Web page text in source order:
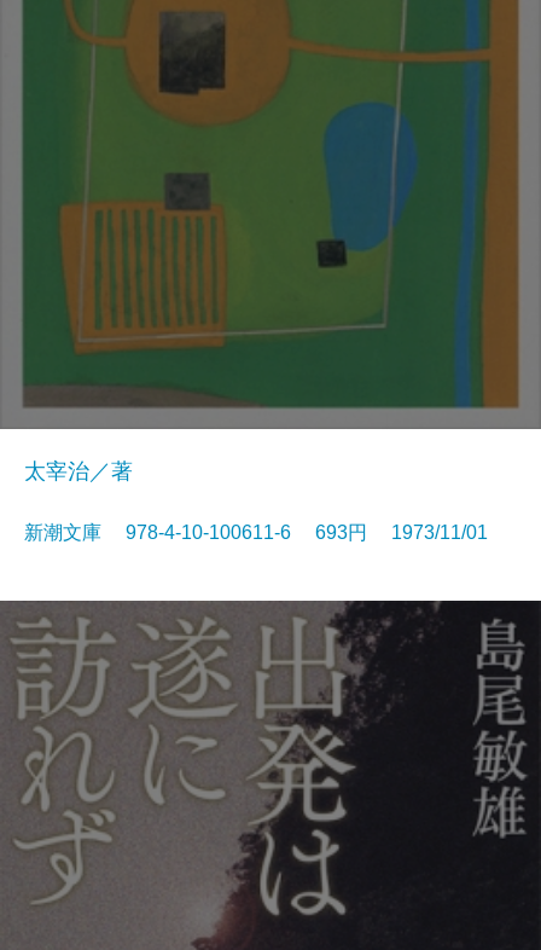
太宰治／著
新潮文庫 978-4-10-100611-6 693円 1973/11/01